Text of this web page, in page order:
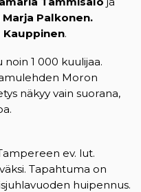
Marja Palkonen.
Kauppinen.
1 000 kuulijaa.
Moron
näkyy vain suorana,
ev. lut.
Tapahtuma on
huipennus.